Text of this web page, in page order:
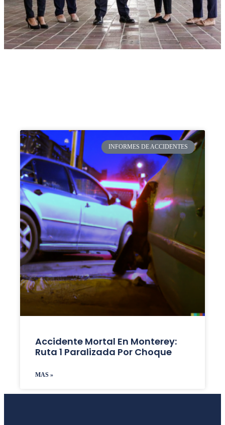
INFORMES DE ACCIDENTES
Accidente Mortal En Monterey:
Ruta 1 Paralizada Por Choque
MAS »